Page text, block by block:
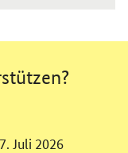
Juli 2026